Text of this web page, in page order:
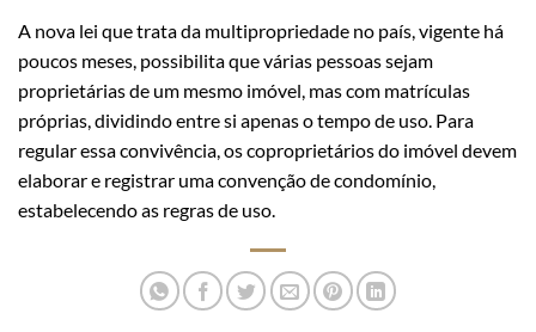
A nova lei que trata da multipropriedade no país, vigente há
poucos meses, possibilita que várias pessoas sejam
proprietárias de um mesmo imóvel, mas com matrículas
próprias, dividindo entre si apenas o tempo de uso. Para
regular essa convivência, os coproprietários do imóvel devem
elaborar e registrar uma convenção de condomínio,
estabelecendo as regras de uso.